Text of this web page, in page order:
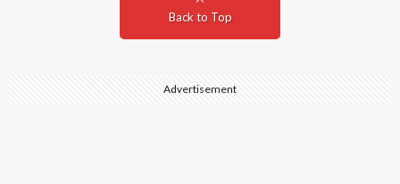
Back to Top
Advertisement